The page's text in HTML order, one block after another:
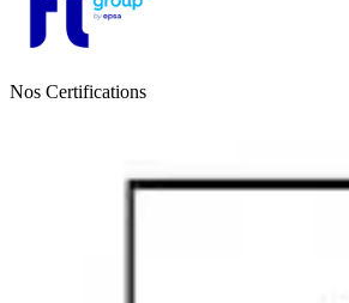
Nos Certifications